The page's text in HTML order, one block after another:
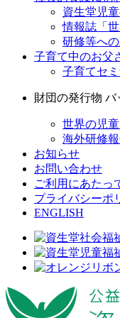
資生堂児
情報誌「
研修等へ
子育て中のお父
子育てセ
財団の発行物 バ
世界の児
海外研修
お知らせ
お問い合わせ
ご利用にあたっ
プライバシーポ
ENGLISH